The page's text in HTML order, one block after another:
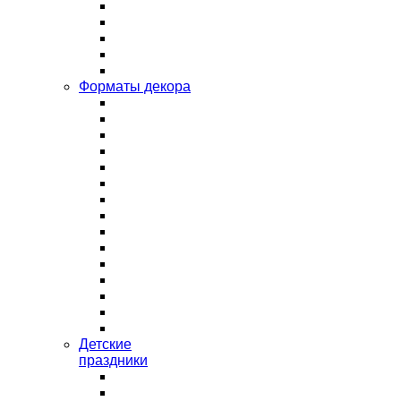
Форматы декора
Детские
праздники